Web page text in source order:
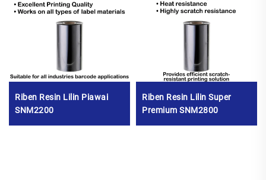
Riben Resin Lilin Piawai
SNM2200
Riben Resin Lilin Super
Premium SNM2800